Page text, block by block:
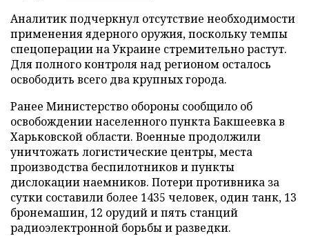
Аналитик подчеркнул отсутствие необходимости
применения ядерного оружия, поскольку темпы
спецоперации на Украине стремительно растут.
Для полного контроля над регионом осталось
освободить всего два крупных города.
Ранее Министерство обороны сообщило об
освобождении населенного пункта Бакшеевка в
Харьковской области. Военные продолжили
уничтожать логистические центры, места
производства беспилотников и пункты
дислокации наемников. Потери противника за
сутки составили более 1435 человек, один танк, 13
бронемашин, 12 орудий и пять станций
радиоэлектронной борьбы и разведки.